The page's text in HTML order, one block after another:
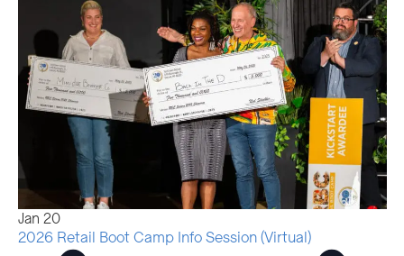
Jan 20
2026 Retail Boot Camp Info Session (Virtual)